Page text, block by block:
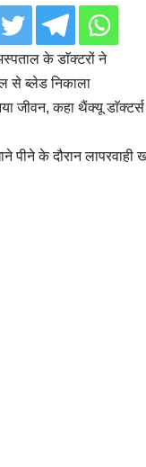
के डाॅक्टरों ने
से ब्लेड निकाला
जीवन, कहा थैंक्यू
पीने के दौरान लापरवाही